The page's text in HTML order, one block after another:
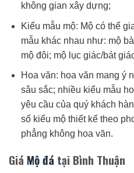
không gian xây dựng;
Kiểu mẫu mộ: Mộ có thể
mẫu khác nhau như: mộ
mộ đôi; mộ lục giác/bát
Hoa văn: hoa văn mang ý
sâu sắc; nhiều kiểu mẫu
yêu cầu của quý khách
số kiểu mộ thiết kế theo
phẳng không hoa văn.
Giá Mộ đá tại Bình Thuận